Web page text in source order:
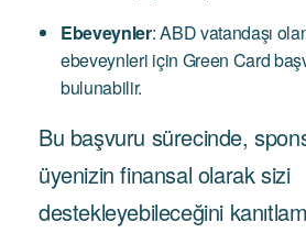
Ebeveynler: ABD vatandaşı
ebeveynleri için Green Card
bulunabilir.
Bu başvuru sürecinde,
üyenizin finansal olarak sizi
destekleyebileceğini